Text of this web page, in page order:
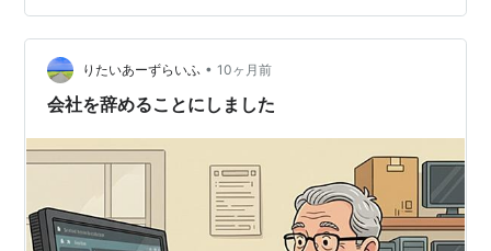
と思って続けてきました。 けれど最近、今まで生きてき
た世界とのギャップに心が追いつかないことも多く
て……。 「お世話になった上司がいるか…
りたいあーずらいふ • 10ヶ月前
会社を辞めることにしました